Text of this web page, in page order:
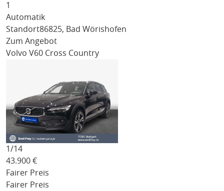
1
Automatik
Standort86825, Bad Wörishofen
Zum Angebot
Volvo V60 Cross Country
1/14
43.900 €
Fairer Preis
Fairer Preis